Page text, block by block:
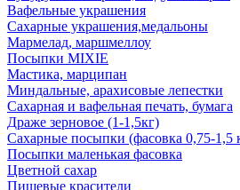
Вафельные украшения
Сахарные украшения,медальоны
Мармелад, маршмеллоу
Посыпки MIXIE
Мастика, марципан
Миндальные, арахисовые лепестки
Сахарная и вафельная печать, бумага
Драже зерновое (1-1,5кг)
Сахарные посыпки (фасовка 0,75-1,5
Посыпки маленькая фасовка
Цветной сахар
Пищевые красители